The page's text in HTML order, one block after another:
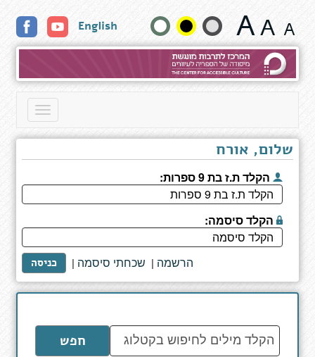
עדן
שנה
גודל
טקסט
English
Toggle
שלום, אורח
הקלד ת.ז בת 9 ספרות:
הקלד סיסמה:
כניסה | שכחתי סיסמה | הרשמה
הקלד
מילים
חפש